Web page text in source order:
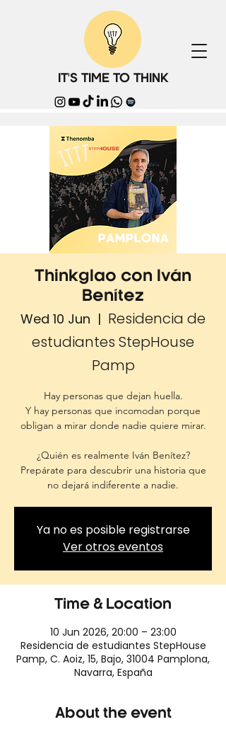
IT'S TIME TO THINK
Thinkglao con Iván
Benítez
Wed 10 Jun
  |
Residencia de
estudiantes StepHouse
Pamp
Hay personas que dejan huella.
Y hay personas que incomodan porque
obligan a mirar donde nadie quiere mirar.
¿Quién es realmente Iván Benítez?
Prepárate para descubrir una historia que
no dejará indiferente a nadie.
Ya no es posible registrarse
Ver otros eventos
Time & Location
10 Jun 2026, 20:00 – 23:00
Residencia de estudiantes StepHouse
Pamp, C. Aoiz, 15, Bajo, 31004 Pamplona,
Navarra, España
About the event